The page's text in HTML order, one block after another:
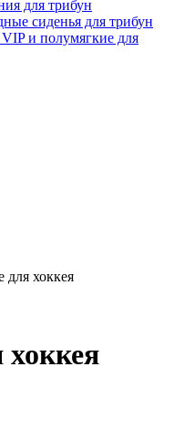
для трибун
сиденья для трибун
и полумягкие для
для хоккея
хоккея